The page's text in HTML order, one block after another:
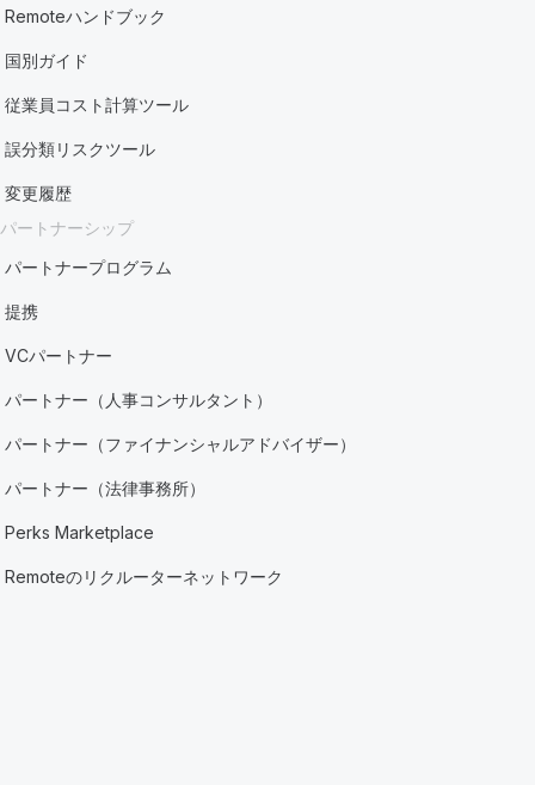
Remoteハンドブック
国別ガイド
従業員コスト計算ツール
誤分類リスクツール
変更履歴
パートナーシップ
パートナープログラム
提携
VCパートナー
パートナー（人事コンサルタント）
パートナー（ファイナンシャルアドバイザー）
パートナー（法律事務所）
Perks Marketplace
Remoteのリクルーターネットワーク